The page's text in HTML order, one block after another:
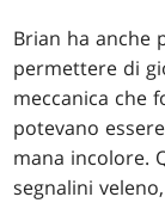
Brian ha anche
permettere di
meccanica che
potevano
mana incolore.
segnalini